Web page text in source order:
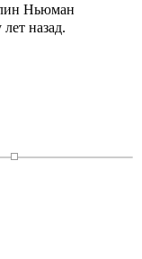
Ньюман
назад.